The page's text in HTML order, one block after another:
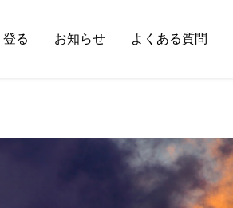
登る お知らせ よくある質問